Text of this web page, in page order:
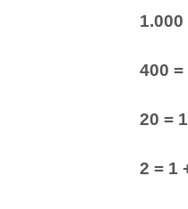
1.000
400 =
20 =
2 = 1